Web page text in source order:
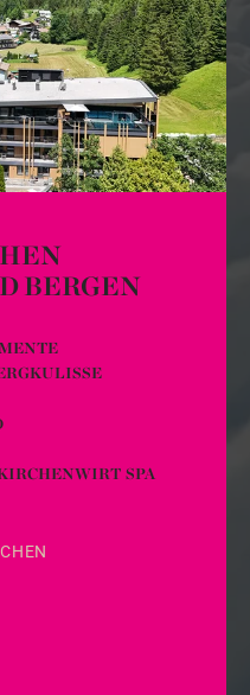
BERGEN
SPA